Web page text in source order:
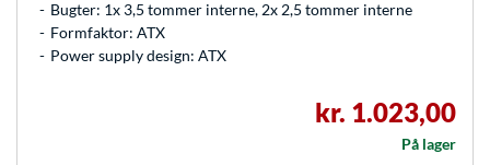
Bugter: 1x 3,5 tommer interne, 2x 2,5 tommer interne
Formfaktor: ATX
Power supply design: ATX
kr. 1.023,00
På lager